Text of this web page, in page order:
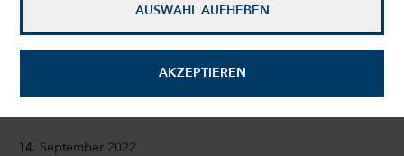
AUSWAHL AUFHEBEN
AKZEPTIEREN
Überraschungen
14. September 2022